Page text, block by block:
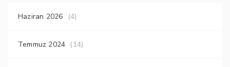
Haziran 2026 (4)
Temmuz 2024 (14)